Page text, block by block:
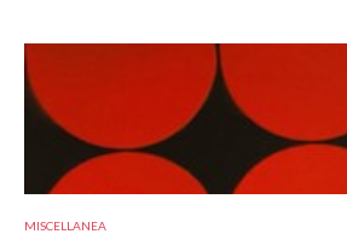
MISCELLANEA